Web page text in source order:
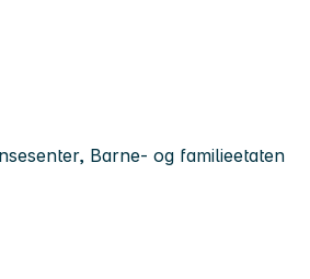
Barne- og familieetaten